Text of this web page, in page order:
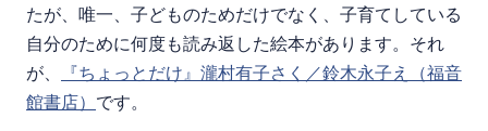
たが、唯一、子どものためだけでなく、子育てしている
自分のために何度も読み返した絵本があります。それ
が、
『ちょっとだけ』瀧村有子さく／鈴木永子え（福音
館書店） です。